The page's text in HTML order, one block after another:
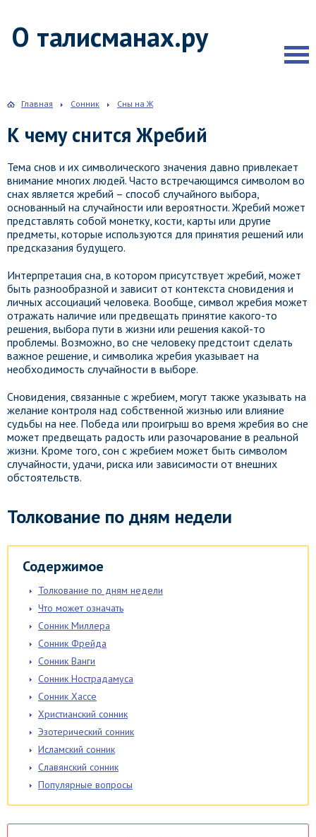
О талисманах.ру
Главная Сонник Сны на Ж
К чему снится Жребий
Тема снов и их символического значения давно привлекает
внимание многих людей. Часто встречающимся символом во
снах является жребий – способ случайного выбора,
основанный на случайности или вероятности. Жребий может
представлять собой монетку, кости, карты или другие
предметы, которые используются для принятия решений или
предсказания будущего.
Интерпретация сна, в котором присутствует жребий, может
быть разнообразной и зависит от контекста сновидения и
личных ассоциаций человека. Вообще, символ жребия может
отражать наличие или предвещать принятие какого-то
решения, выбора пути в жизни или решения какой-то
проблемы. Возможно, во сне человеку предстоит сделать
важное решение, и символика жребия указывает на
необходимость случайности в выборе.
Сновидения, связанные с жребием, могут также указывать на
желание контроля над собственной жизнью или влияние
судьбы на нее. Победа или проигрыш во время жребия во сне
может предвещать радость или разочарование в реальной
жизни. Кроме того, сон с жребием может быть символом
случайности, удачи, риска или зависимости от внешних
обстоятельств.
Толкование по дням недели
Содержимое
Толкование по дням недели
Что может означать
Сонник Миллера
Сонник Фрейда
Сонник Ванги
Сонник Нострадамуса
Сонник Хассе
Христианский сонник
Эзотерический сонник
Исламский сонник
Славянский сонник
Популярные вопросы